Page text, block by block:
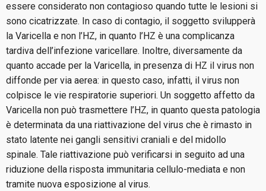
essere considerato non contagioso quando tutte le lesioni si
sono cicatrizzate. In caso di contagio, il soggetto svilupperà
la Varicella e non l’HZ, in quanto l’HZ è una complicanza
tardiva dell’infezione varicellare. Inoltre, diversamente da
quanto accade per la Varicella, in presenza di HZ il virus non
diffonde per via aerea: in questo caso, infatti, il virus non
colpisce le vie respiratorie superiori. Un soggetto affetto da
Varicella non può trasmettere l’HZ, in quanto questa patologia
è determinata da una riattivazione del virus che è rimasto in
stato latente nei gangli sensitivi craniali e del midollo
spinale. Tale riattivazione può verificarsi in seguito ad una
riduzione della risposta immunitaria cellulo-mediata e non
tramite nuova esposizione al virus.